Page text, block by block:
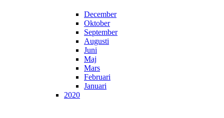
December
Oktober
September
Augusti
Juni
Maj
Mars
Februari
Januari
2020